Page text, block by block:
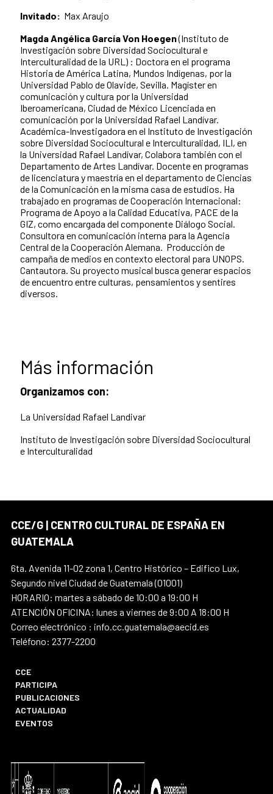
Invitado: Max Araujo
Magda Angélica García Von Hoegen(Instituto de
Investigación sobre Diversidad Sociocultural e
Interculturalidad de la URL) : Doctora en el programa
Historia de América Latina, Mundos Indígenas, por la
Universidad Pablo de Olavide, Sevilla. Magíster en
comunicación y cultura por la Universidad
Iberoamericana, Ciudad de México Licenciada en
comunicación por la Universidad Rafael Landívar.
Académica-Investigadora en el Instituto de Investigación
sobre Diversidad Sociocultural e Interculturalidad, ILI, en
la Universidad Rafael Landívar, Colabora también con el
Departamento de Artes Landívar. Docente en programas
de licenciatura y maestría en el departamento de Ciencias
de la Comunicación en la misma casa de estudios. Ha
trabajado en programas de Cooperación Internacional:
Programa de Apoyo a la Calidad Educativa, PACE de la
GIZ, como encargada del componente Diálogo Social.
Consultora en comunicación interna para la Agencia
Central de la Cooperación Alemana. Producción de
campaña de medios en contexto electoral para UNOPS.
Cantautora. Su proyecto musical busca generar espacios
de encuentro entre culturas, pensamientos y sentires
diversos.
Más información
Organizamos con:
La Universidad Rafael Landivar
Instituto de Investigación sobre Diversidad Sociocultural
e Interculturalidad
CCE/G | CENTRO CULTURAL DE ESPAÑA EN
GUATEMALA
6ta. Avenida 11-02 zona 1, Centro Histórico – Edifico Lux,
Segundo nivel Ciudad de Guatemala (01001)
HORARIO: martes a sábado de 10:00 a 19:00 H
ATENCIÓN OFICINA: lunes a viernes de 9:00 A 18:00 H
Correo electrónico : info.cc.guatemala@aecid.es
Teléfono: 2377-2200
CCE
PARTICIPA
PUBLICACIONES
ACTUALIDAD
EVENTOS